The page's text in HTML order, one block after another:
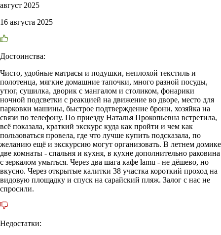
август 2025
16 августа 2025
Достоинства:
Чисто, удобные матрасы и подушки, неплохой текстиль и
полотенца, мягкие домашние тапочки, много разной посуды,
утюг, сушилка, дворик с мангалом и столиком, фонарики
ночной подсветки с реакцией на движение во дворе, место для
парковки машины, быстрое подтверждение брони, хозяйка на
связи по телефону. По приезду Наталья Прокопьевна встретила,
всё показала, краткий экскурс куда как пройти и чем как
пользоваться провела, где что лучше купить подсказала, по
желанию ещё и экскурсию могут организовать. В летнем домике
две комнаты - спальня и кухня, в кухне дополнительно раковина
с зеркалом умыться. Через два шага кафе lamu - не дёшево, но
вкусно. Через открытые калитки 38 участка короткий проход на
видовую площадку и спуск на сарайский пляж. Залог с нас не
спросили.
Недостатки: